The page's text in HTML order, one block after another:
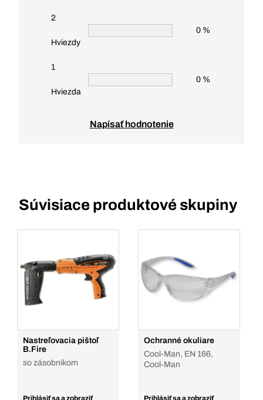
2
Hviezdy
0 %
1
Hviezda
0 %
Napísať hodnotenie
Súvisiace produktové skupiny
Nastreľovacia pištoľ
B.Fire
so zásobníkom
Prihlásiť sa a zobraziť
Ochranné okuliare
Cool-Man, EN 166,
Cool-Man
Prihlásiť sa a zobraziť